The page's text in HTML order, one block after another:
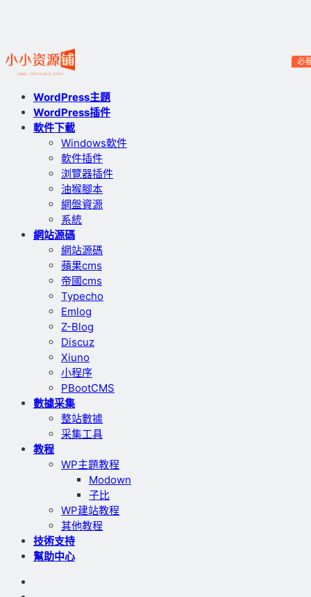
WordPress主題
WordPress插件
軟件下載
Windows軟件
軟件插件
浏覽器插件
油猴腳本
網盤資源
系統
網站源碼
網站源碼
蘋果cms
帝國cms
Typecho
Emlog
Z-Blog
Discuz
Xiuno
小程序
PBootCMS
數據采集
整站數據
采集工具
教程
WP主題教程
Modown
子比
WP建站教程
其他教程
技術支持
幫助中心
必